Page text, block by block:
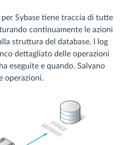
per Sybase tiene traccia di tutte
continuamente le azioni
struttura del database. I log
dettagliato delle operazioni
eseguite e quando. Salvano
operazioni.